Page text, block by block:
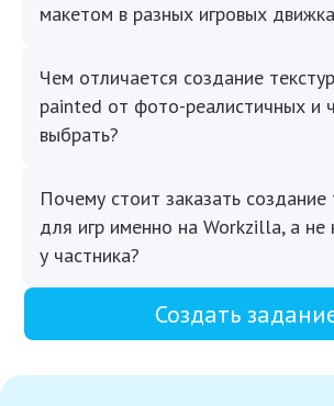
макетом в разных игровых
Чем отличается создание
painted от фото-реалистичных и
выбрать?
Почему стоит заказать создание
для игр именно на Workzilla, а не
у частника?
Создать